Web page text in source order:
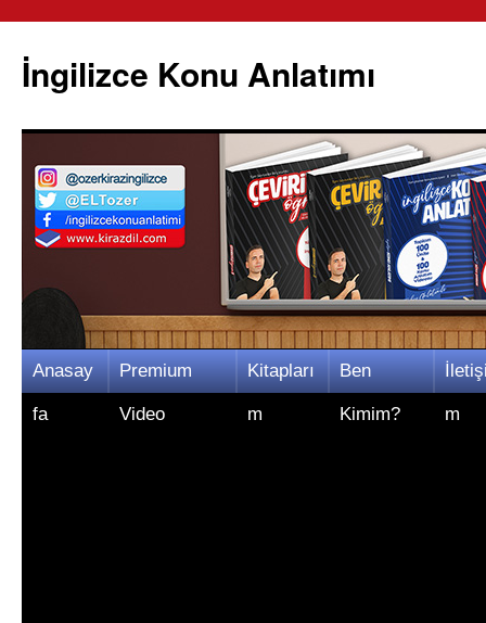
İngilizce Konu Anlatımı
İçeriğe
atla
Anasay
fa
Premium
Video
Kitapları
m
Ben
Kimim? m